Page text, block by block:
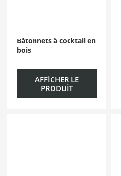
Bâtonnets à cocktail en
bois
AFFICHER LE
PRODUIT